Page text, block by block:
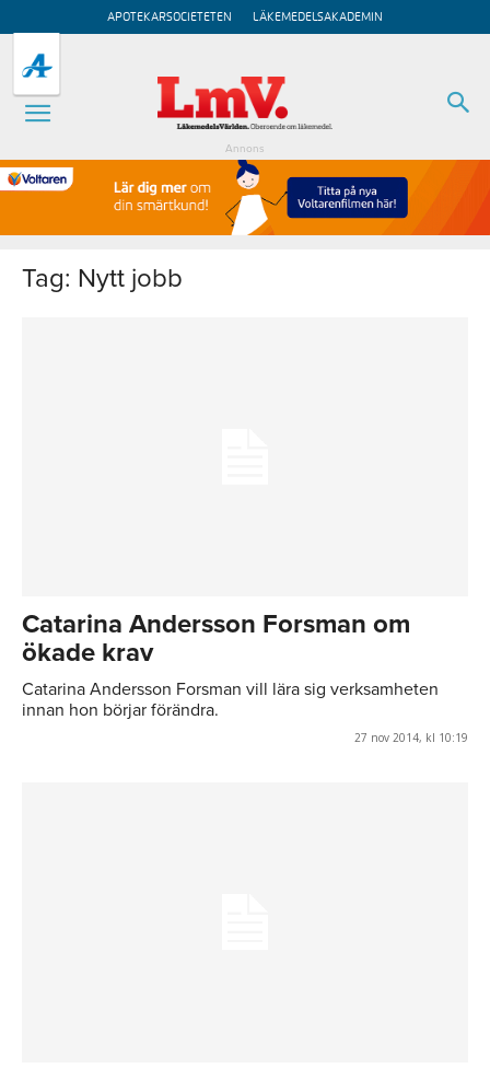
APOTEKARSOCIETETEN LÄKEMEDELSAKADEMIN
Annons
Tag: Nytt jobb
Catarina Andersson Forsman om
ökade krav
Catarina Andersson Forsman vill lära sig verksamheten
innan hon börjar förändra.
27 nov 2014, kl 10:19